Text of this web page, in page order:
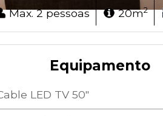
Max. 2 pessoas 20m2
Equipamento
LED TV 50"